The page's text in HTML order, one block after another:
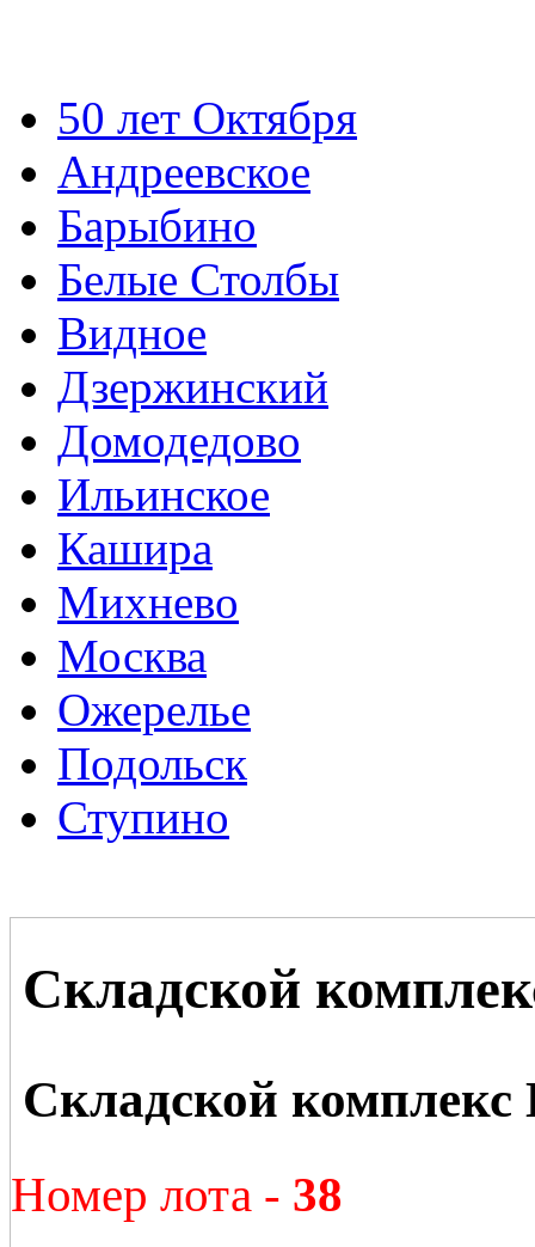
50 лет Октября
Андреевское
Барыбино
Белые Столбы
Видное
Дзержинский
Домодедово
Ильинское
Кашира
Михнево
Москва
Ожерелье
Подольск
Ступино
Складской
Складской комплекс
Номер лота - 38